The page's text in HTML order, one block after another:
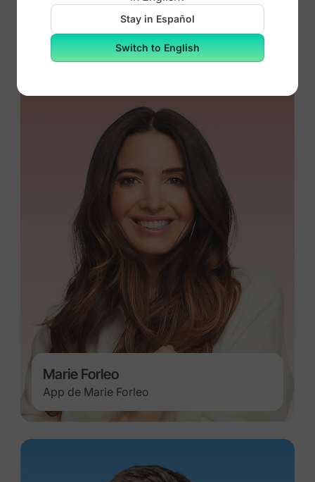
Dr. Mark Hyman
Desintoxicación de 10 días
Marie Forleo
App de Marie Forleo
Stay in Español
Switch to English